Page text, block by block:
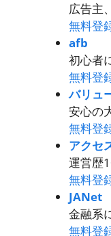
広告主
無料登
afb
初心者
無料登
バリュ
安心の
無料登
アクセ
運営歴
無料登
JANet
金融系
無料登